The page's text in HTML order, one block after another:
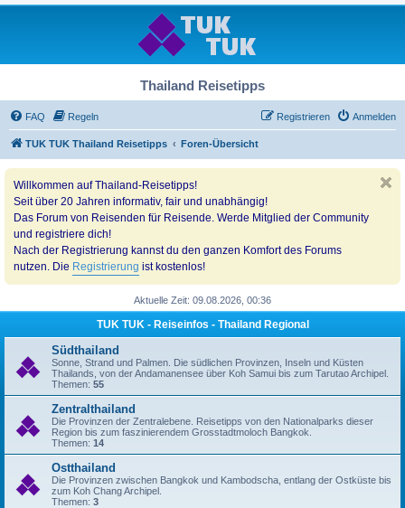
Thailand Reisetipps
FAQ Regeln Anmelden
Registrieren
TUK TUK Thailand Reisetipps Foren-Übersicht
Willkommen auf Thailand-Reisetipps!
Seit über 20 Jahren informativ, fair und unabhängig!
Das Forum von Reisenden für Reisende. Werde Mitglied der Community
und registriere dich!
Nach der Registrierung kannst du den ganzen Komfort des Forums
nutzen. Die Registrierung ist kostenlos!
Aktuelle Zeit: 09.08.2026, 00:36
TUK TUK - Reiseinfos - Thailand Regional
Südthailand
Sonne, Strand und Palmen. Die südlichen Provinzen, Inseln und Küsten
Thailands, von der Andamanensee über Koh Samui bis zum Tarutao Archipel.
Themen: 55
Zentralthailand
Die Provinzen der Zentralebene. Reisetipps von den Nationalparks dieser
Region bis zum faszinierendem Grosstadtmoloch Bangkok.
Themen: 14
Ostthailand
Die Provinzen zwischen Bangkok und Kambodscha, entlang der Ostküste bis
zum Koh Chang Archipel.
Themen: 3